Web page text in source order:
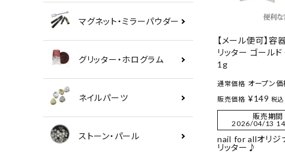
マグネット・ミラーパウダー
グリッター・ホログラム
ネイルパーツ
ストーン・パール
【メール便可】容
リッター ゴール
1g
通常価格 オープン価
販売価格 ¥149 税込
販売期間
2026/04/13
nail for allオリジ
リッター♪